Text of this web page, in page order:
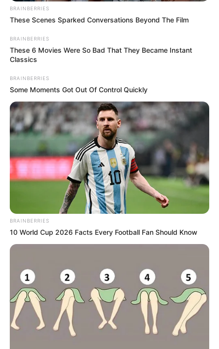
BRAINBERRIES
These Scenes Sparked Conversations Beyond The Film
BRAINBERRIES
These 6 Movies Were So Bad That They Became Instant
Classics
BRAINBERRIES
Some Moments Got Out Of Control Quickly
BRAINBERRIES
10 World Cup 2026 Facts Every Football Fan Should Know